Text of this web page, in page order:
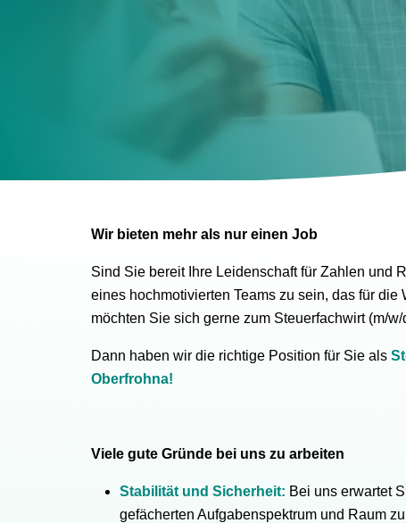
Wir bieten mehr als nur einen Job
Sind Sie bereit Ihre Leidenschaft für Zahlen und
eines hochmotivierten Teams zu sein, das für
möchten Sie sich gerne zum Steuerfachwirt (m/
Dann haben wir die richtige Position für Sie als
Oberfrohna!
Viele gute Gründe bei uns zu arbeiten
Stabilität und Sicherheit: Bei uns erwartet
gefächerten Aufgabenspektrum und Raum